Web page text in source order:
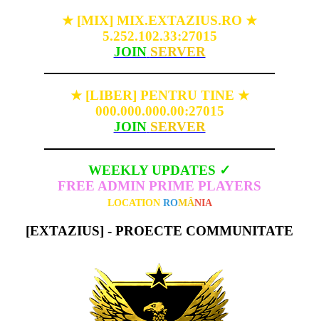
★ [MIX] MIX.EXTAZIUS.RO ★
5.252.102.33:27015
JOIN SERVER
★[LIBER] PENTRU TINE ★
000.000.000.00:27015
JOIN SERVER
WEEKLY UPDATES ✓
FREE ADMIN PRIME PLAYERS
LOCATION ROMÂNIA
[EXTAZIUS] - PROECTE COMMUNITATE